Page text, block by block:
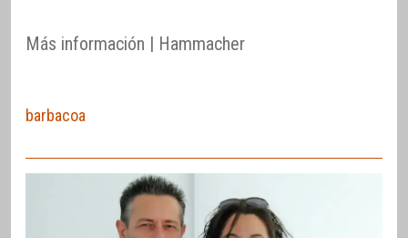
Más información | Hammacher
barbacoa